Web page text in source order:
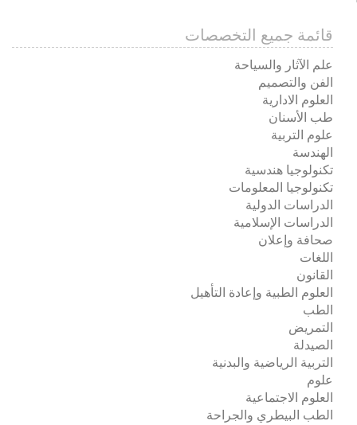
قائمة جميع التخصصات
علم الآثار والسياحة
الفن والتصميم
العلوم الادارية
طب الأسنان
علوم التربية
الهندسة
تكنولوجيا هندسية
تكنولوجيا المعلومات
الدراسات الدولية
الدراسات الإسلامية
صحافة وإعلان
اللغات
القانون
العلوم الطبية وإعادة التأهيل
الطب
التمريض
الصيدلة
التربية الرياضية والبدنية
علوم
العلوم الاجتماعية
الطب البيطري والجراحة